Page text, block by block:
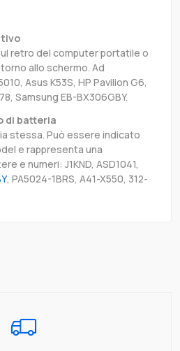
retro del computer portatile o
allo schermo. Ad
Asus K53S, HP Pavilion G6,
Samsung EB-BX306GBY.
di batteria
stessa. Può essere indicato
e rappresenta una
e numeri: J1KND, ASD1041,
, PA5024-1BRS, A41-X550, 312-